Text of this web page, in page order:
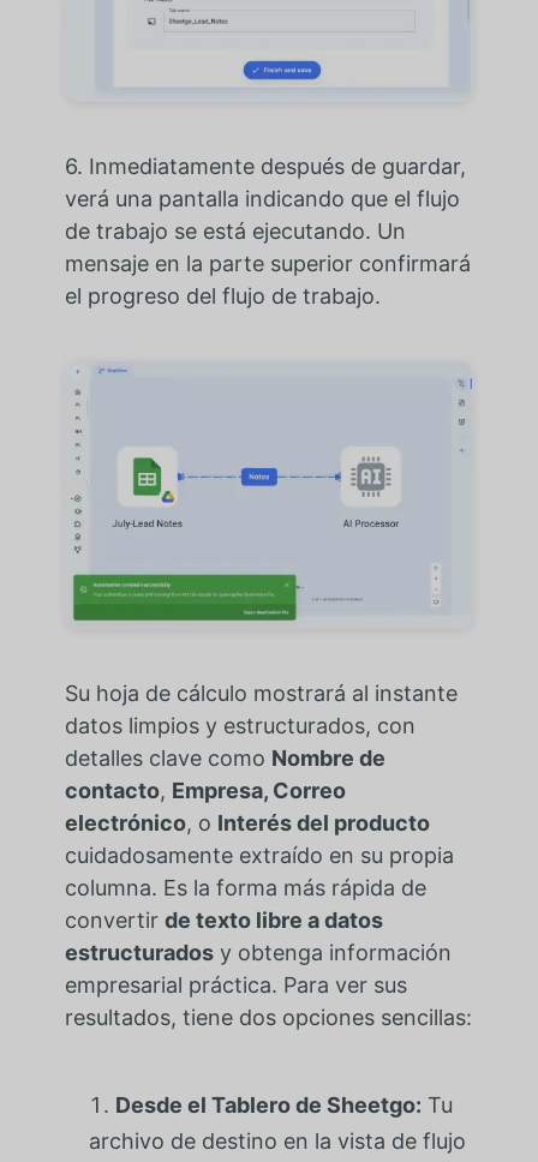
6. Inmediatamente después de guardar,
verá una pantalla indicando que el flujo
de trabajo se está ejecutando. Un
mensaje en la parte superior confirmará
el progreso del flujo de trabajo.
Su hoja de cálculo mostrará al instante
datos limpios y estructurados, con
detalles clave como Nombre de
contacto, Empresa, Correo
electrónico, o Interés del producto
cuidadosamente extraído en su propia
columna. Es la forma más rápida de
convertir de texto libre a datos
estructurados y obtenga información
empresarial práctica. Para ver sus
resultados, tiene dos opciones sencillas:
Desde el Tablero de Sheetgo: Tu
archivo de destino en la vista de flujo